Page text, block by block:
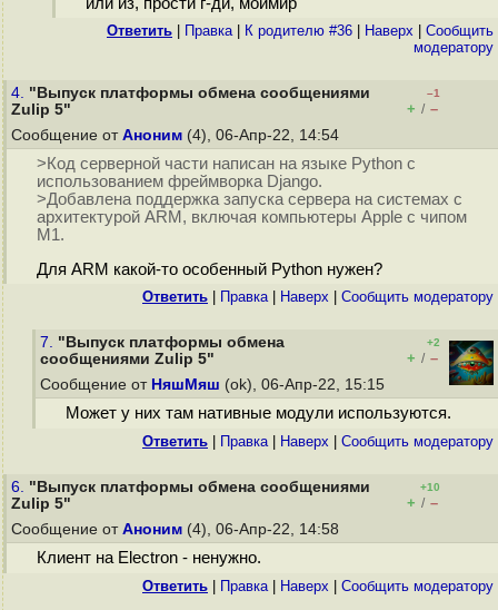
Ответить Правка| К родителю #36 Наверх
Cообщить
модератору
4. "Выпуск платформы обмена сообщениями
Zulip 5"
–1
+ / –
Сообщение от Аноним (4), 06-Апр-22, 14:54
>Код серверной части написан на языке Python с
использованием фреймворка Django.
>Добавлена поддержка запуска сервера на системах с
архитектурой ARM, включая компьютеры Apple с чипом
M1.
Для ARM какой-то особенный Python нужен?
Ответить Правка| Наверх Cообщить модератору
7. "Выпуск платформы обмена
сообщениями Zulip 5"
+2
+ / –
Сообщение от НяшМяш (ok), 06-Апр-22, 15:15
Может у них там нативные модули используются.
Ответить Правка| Наверх Cообщить модератору
6. "Выпуск платформы обмена сообщениями
Zulip 5"
+10
+ / –
Сообщение от Аноним (4), 06-Апр-22, 14:58
Клиент на Electron - ненужно.
Ответить Правка| Наверх Cообщить модератору